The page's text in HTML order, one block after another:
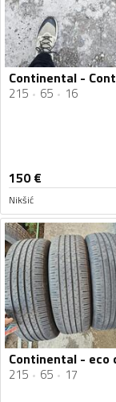
215 65 16
150€
Nikšić
215 65 17